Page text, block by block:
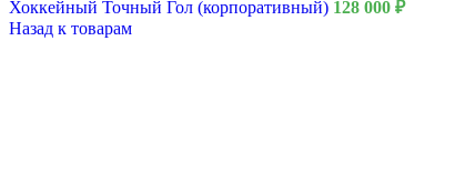
9 Мая
Хоккейный Точный Гол (корпоративный) 128 000 ₽
Назад к товарам